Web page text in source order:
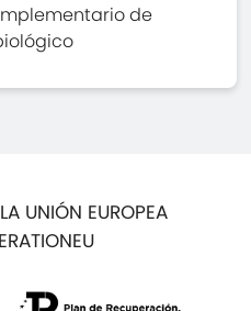
de
UNIÓN EUROPEA